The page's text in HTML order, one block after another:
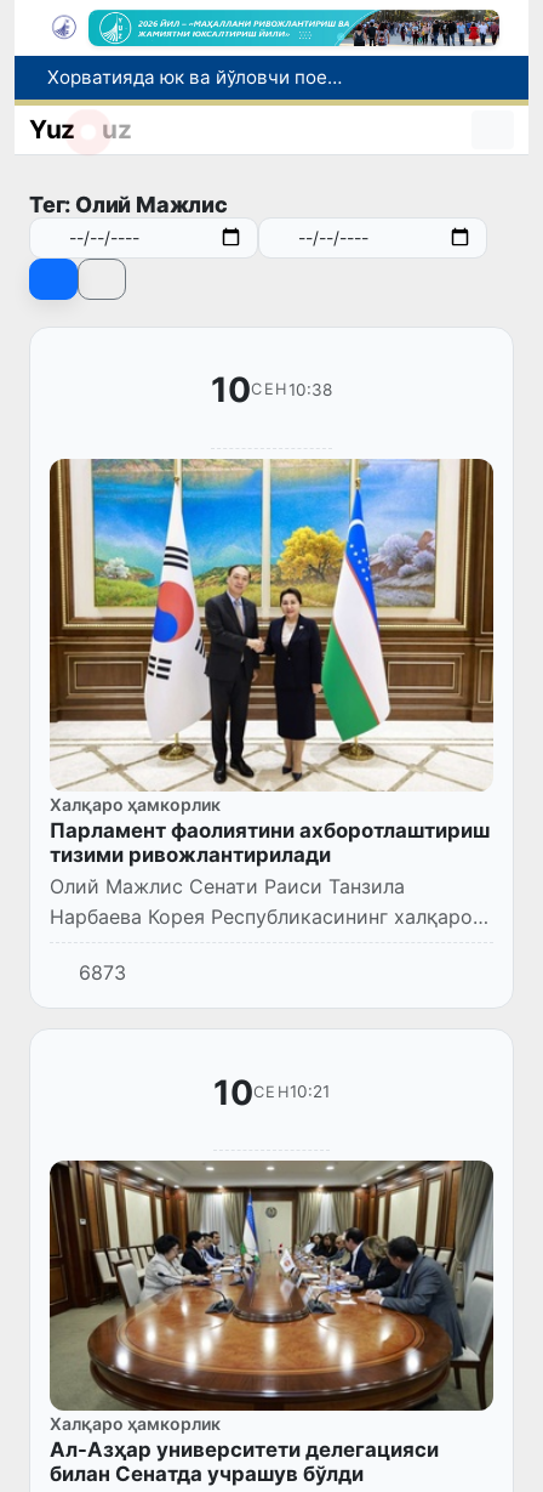
Хорватияда юк ва йўловчи поездларининг тўқнашиб кетиши оқибатида 24 киши жабрланди
Бозор хизматларининг 40 фоиздан ортиғи пойтахт ҳиссасига тўғри келмоқда
“Мен таниган Ўзбекистон!”
Сирдарёда юк машинаси ҳамда "Captiva" иштирокида йўл-транспорт ҳодисаси содир бўлди
Yuz uz
Тег: Олий Мажлис
10СЕН10:38
Халқаро ҳамкорлик
Парламент фаолиятини ахборотлаштириш
тизими ривожлантирилади
Олий Мажлис Сенати Раиси Танзила
Нарбаева Корея Республикасининг халқаро
ҳамкорлик агентлиги (KOIKA) президенти
Чанг Вон Сам бошчилигидаги делегацияни
қабул қилди.
6873
10СЕН10:21
Халқаро ҳамкорлик
Ал-Азҳар университети делегацияси
билан Сенатда учрашув бўлди